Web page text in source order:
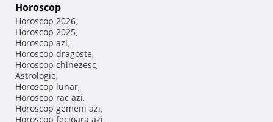
Horoscop
Horoscop 2026,
Horoscop 2025,
Horoscop azi,
Horoscop dragoste,
Horoscop chinezesc,
Astrologie,
Horoscop lunar,
Horoscop rac azi,
Horoscop gemeni azi,
Horoscop fecioara azi,